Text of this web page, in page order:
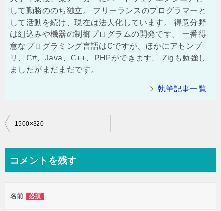
して勤務ののち独立。 フリーランスのプログラマーと
して活動を続け、現在は法人化しています。 得意分野
は組込みや機器の制御プログラムの開発です。 一番得
意なプログラミング言語はCですが、ほかにアセンブ
リ、C#、Java、C++、PHPができます。 Zigも勉強し
ましたがまだまだです。
執筆記事一覧
投
ビ
ー
1500×320
コメントを残す
名前 必須